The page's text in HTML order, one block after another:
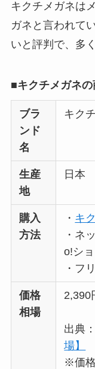
キクチメガネは
ガネと言われて
いと評判で、多
■キクチメガネ
ブラ
ンド
名
キク
生産
地
日本
購入
方法
・ キ
・ネ
o!シ
・フ
価格
相場
2,390
出典
場】
※価